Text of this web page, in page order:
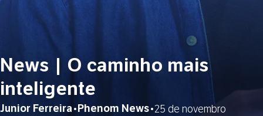
News | O caminho mais
inteligente
Junior Ferreira•Phenom News•25 de novembro